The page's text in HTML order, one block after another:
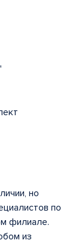
но
по
филиале.
из